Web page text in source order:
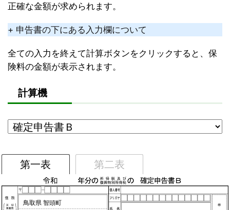
正確な金額が求められます。
+ 申告書の下にある入力欄について
全ての入力を終えて計算ボタンをクリックすると、保
険料の金額が表示されます。
計算機